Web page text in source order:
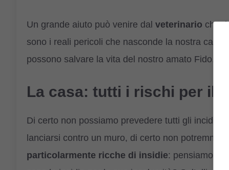
Un grande aiuto può venire dal veterinario che,
sono i reali pericoli che nasconde la nostra
possono salvare la vita del nostro amato Fido.
La casa: tutti i rischi per il
Di certo non possiamo prevedere tutti gli
lanciarsi contro un muro, di certo non
particolarmente ricche di insidie: pensiamo ad